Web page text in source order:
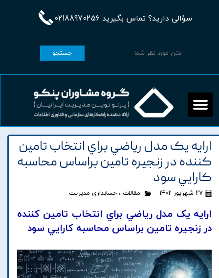
سؤالی دارید؟ تماس بگیرید 02188970256
جستجو
ارايه يک مدل رياضي براي انتخاب تامين
کننده در زنجيره تامين براساس محاسبه
کارايي سود
۲۷ شهریور ۱۴۰۲ مقالات ، حسابداری مدیریت
ارايه يک مدل رياضي براي انتخاب تامين کننده
در زنجيره تامين براساس محاسبه کارايي سود